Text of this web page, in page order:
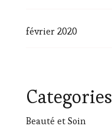
février 2020
Categories
Beauté et Soin